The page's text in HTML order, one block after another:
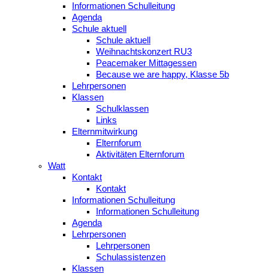
Informationen Schulleitung
Agenda
Schule aktuell
Schule aktuell
Weihnachtskonzert RU3
Peacemaker Mittagessen
Because we are happy, Klasse 5b
Lehrpersonen
Klassen
Schulklassen
Links
Elternmitwirkung
Elternforum
Aktivitäten Elternforum
Watt
Kontakt
Kontakt
Informationen Schulleitung
Informationen Schulleitung
Agenda
Lehrpersonen
Lehrpersonen
Schulassistenzen
Klassen